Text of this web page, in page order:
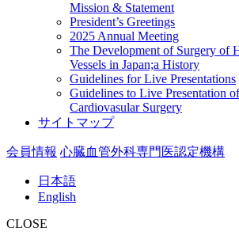
Mission & Statement
President’s Greetings
2025 Annual Meeting
The Development of Surgery of
Vessels in Japan;a History
Guidelines for Live Presentations
Guidelines to Live Presentation
Cardiovasular Surgery
サイトマップ
会員情報 心臓血管外科専門医認定機構
日本語
English
CLOSE